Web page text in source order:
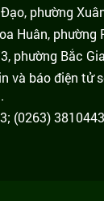
phường
Huân,
phường Bắc
và báo điện tử
(0263)